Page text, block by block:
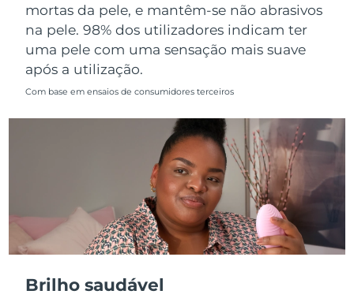
mortas da pele, e mantêm-se não abrasivos
na pele. 98% dos utilizadores indicam ter
uma pele com uma sensação mais suave
após a utilização.
Com base em ensaios de consumidores terceiros
Brilho saudável